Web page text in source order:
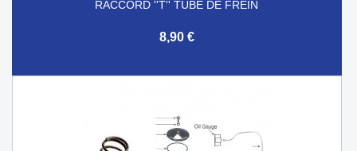
RACCORD ''T'' TUBE DE FREIN
8,90 €